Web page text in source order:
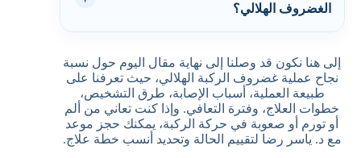
الغضروف الهلالي؟
إلى هنا نكون قد وصلنا إلى نهاية مقال اليوم حول نسبة
نجاح عملية غضروف الركبة الهلالي، حيث تعرفنا على
طبيعة العملية، أسباب الإصابة، طرق التشخيص،
خطوات العلاج، وفترة التعافي. وإذا كنت تعاني من ألم
أو تورم أو صعوبة في حركة الركبة، يمكنك حجز موعد
مع د. ياسر رضا لتقييم الحالة وتحديد أنسب خطة علاج.